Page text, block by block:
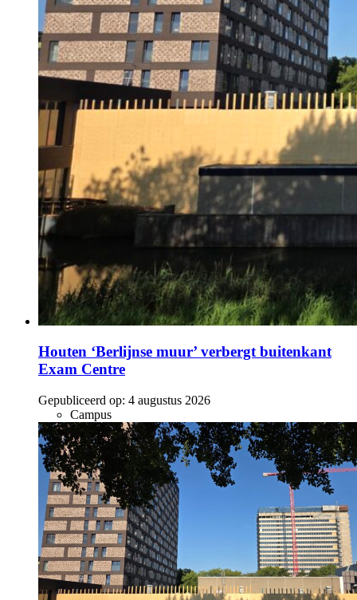
Houten ‘Berlijnse muur’ verbergt buitenkant
Exam Centre
Gepubliceerd op: 4 augustus 2026
Campus